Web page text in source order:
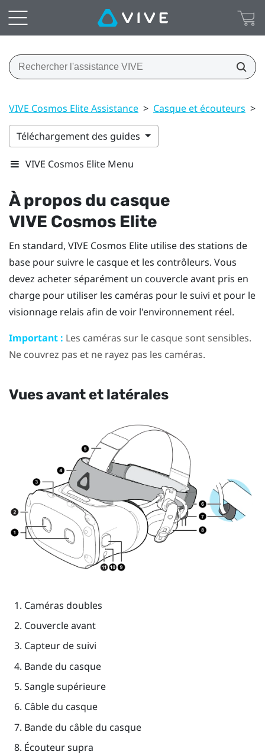
VIVE Cosmos Elite Assistance > Casque et écouteurs >
Téléchargement des guides
VIVE Cosmos Elite Menu
À propos du casque
VIVE Cosmos Elite
En standard, VIVE Cosmos Elite utilise des stations de
base pour suivre le casque et les contrôleurs. Vous
devez acheter séparément un couvercle avant pris en
charge pour utiliser les caméras pour le suivi et pour le
visionnage relais afin de voir l'environnement réel.
Important : Les caméras sur le casque sont sensibles.
Ne couvrez pas et ne rayez pas les caméras.
Vues avant et latérales
Caméras doubles
Couvercle avant
Capteur de suivi
Bande du casque
Sangle supérieure
Câble du casque
Bande du câble du casque
Écouteur supra